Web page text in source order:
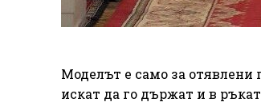
Моделът е само за
искат да го държат и в